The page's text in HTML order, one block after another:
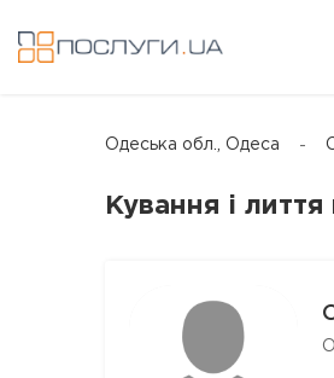
Одеська обл., Одеса
Кування і